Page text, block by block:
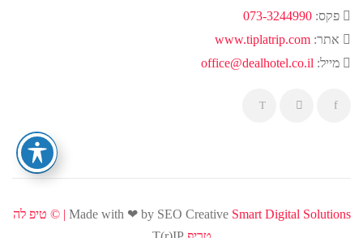
פקס: 073-3244990
אתר: www.tiplatrip.com
מייל: office@dealhotel.co.il
Made with ❤ by SEO Creative Smart Digital Solutions | ©
טיפ לה